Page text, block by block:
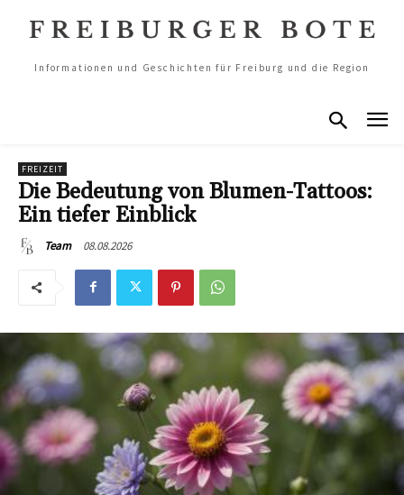
Informationen und Geschichten für Freiburg und die Region
FREIZEIT
Die Bedeutung von Blumen-Tattoos:
Ein tiefer Einblick
Team 08.08.2026